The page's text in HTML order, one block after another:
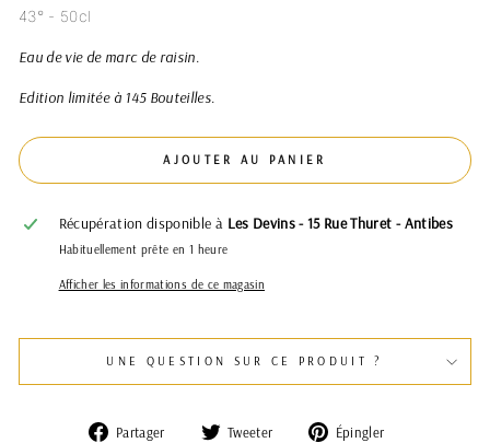
43° - 50cl
Eau de vie de marc de raisin.
Edition limitée à 145 Bouteilles.
AJOUTER AU PANIER
Récupération disponible à Les Devins - 15 Rue Thuret - Antibes
Habituellement prête en 1 heure
Afficher les informations de ce magasin
UNE QUESTION SUR CE PRODUIT ?
Partager
PartagerTweeter
Tweeter Épingler